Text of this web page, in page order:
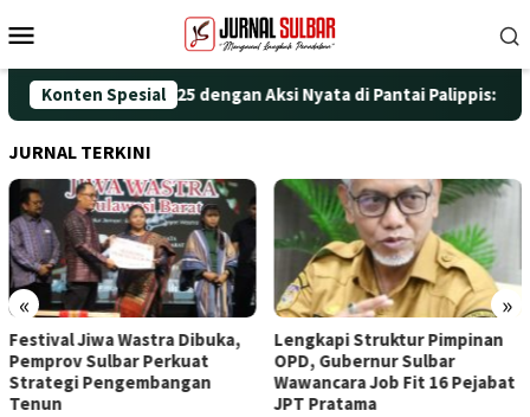
ke
Mobile
Konten Spesial
HUT ke-25 dengan Aksi Nyata di Pantai Palippis:
JURNAL TERKINI
« »
Jiwa Wastra Dibuka,
Sulbar Perkuat
Pengembangan
Lengkapi Struktur Pimpinan
OPD, Gubernur Sulbar
Wawancara Job Fit 16 Pejabat
JPT Pratama
Awali